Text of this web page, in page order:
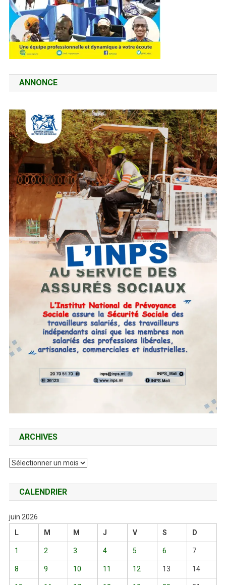
ANNONCE
ARCHIVES
Archives
CALENDRIER
juin 2026
L
M M J V S D
1 2 3 4 5 6 7
8 9 10 11 12 13 14